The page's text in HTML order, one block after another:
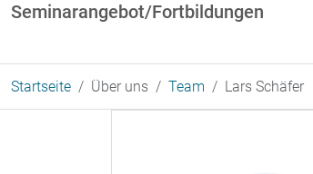
Seminarangebot/Fortbildungen
Startseite Über uns Team Lars Schäfer